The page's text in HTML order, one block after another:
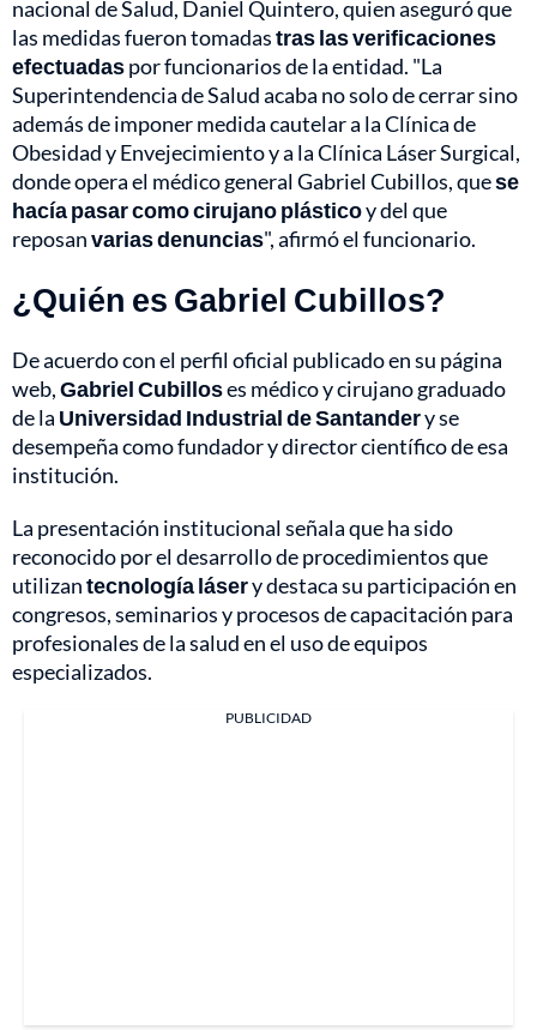
nacional de Salud, Daniel Quintero, quien aseguró que
las medidas fueron tomadastras las verificaciones
efectuadaspor funcionarios de la entidad. "La
Superintendencia de Salud acaba no solo de cerrar sino
además de imponer medida cautelar a la Clínica de
Obesidad y Envejecimiento y a la Clínica Láser Surgical,
donde opera el médico general Gabriel Cubillos, quese
hacía pasar como cirujano plásticoy del que
reposanvarias denuncias", afirmó el funcionario.
¿Quién es Gabriel Cubillos?
De acuerdo con el perfil oficial publicado en su página
web,Gabriel Cubilloses médico y cirujano graduado
de la Universidad Industrial de Santandery se
desempeña como fundador y director científico de esa
institución.
La presentación institucional señala que ha sido
reconocido por el desarrollo de procedimientos que
utilizantecnología lásery destaca su participación en
congresos, seminarios y procesos de capacitación para
profesionales de la salud en el uso de equipos
especializados.
PUBLICIDAD